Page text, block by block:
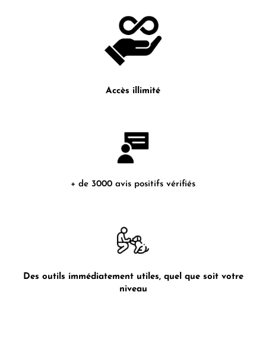
Accès illimité
+ de 3000 avis positifs vérifiés
Des outils immédiatement utiles, quel que soit votre
niveau